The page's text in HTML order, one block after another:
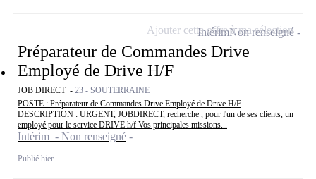
Préparateur de Commandes Drive
Employé de Drive H/F
JOB DIRECT - 23 - SOUTERRAINE
POSTE : Préparateur de Commandes Drive Employé de Drive H/F
DESCRIPTION : URGENT, JOBDIRECT, recherche , pour l'un de ses clients, un
employé pour le service DRIVE h/f Vos principales missions...
Intérim - Non renseigné
Publié hier
IntérimNon renseigné
Ajouter cette offre à ma sélection